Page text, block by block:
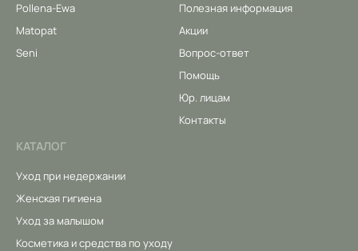
Pollena-Ewa
Matopat
Seni
Полезная информация
Акции
Вопрос-ответ
Помощь
Юр. лицам
Контакты
КАТАЛОГ
Уход при недержании
Женская гигиена
Уход за малышом
Косметика и средства по уходу